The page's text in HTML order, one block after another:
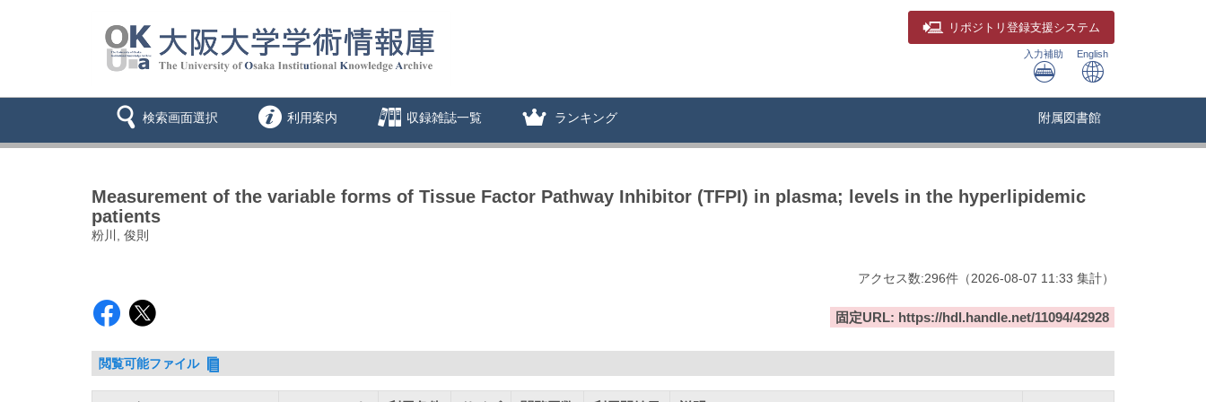
リポジトリ 登録支援システム
入力補助 English
検索画面選択 利用案内 収録雑誌一覧 ランキング 附属図書館
Measurement of the variable forms of Tissue Factor Pathway Inhibitor (TFPI) in plasma; levels in the hyperlipidemic
patients
粉川, 俊則
アクセス数:296件 （2026-08-07 11:33 集計）
固定URL: https://hdl.handle.net/11094/42928
閲覧可能ファイル